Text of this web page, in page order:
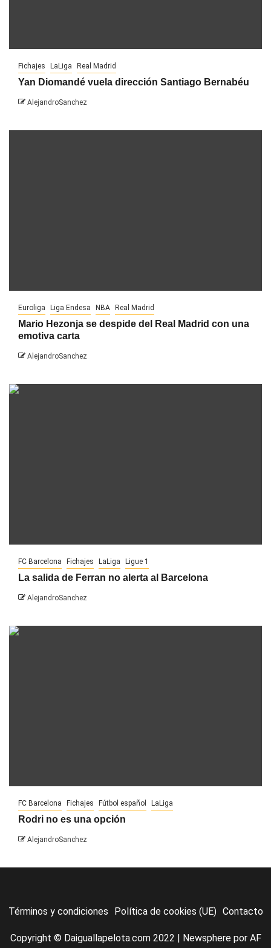
Fichajes LaLiga Real Madrid
Yan Diomandé vuela dirección Santiago Bernabéu
AlejandroSanchez
Euroliga Liga Endesa NBA Real Madrid
Mario Hezonja se despide del Real Madrid con una
emotiva carta
AlejandroSanchez
FC Barcelona Fichajes LaLiga Ligue 1
La salida de Ferran no alerta al Barcelona
AlejandroSanchez
FC Barcelona Fichajes Fútbol español LaLiga
Rodri no es una opción
AlejandroSanchez
Términos y condiciones Política de cookies (UE) Contacto
Copyright © Daiguallapelota.com 2022 | Newspherepor AF